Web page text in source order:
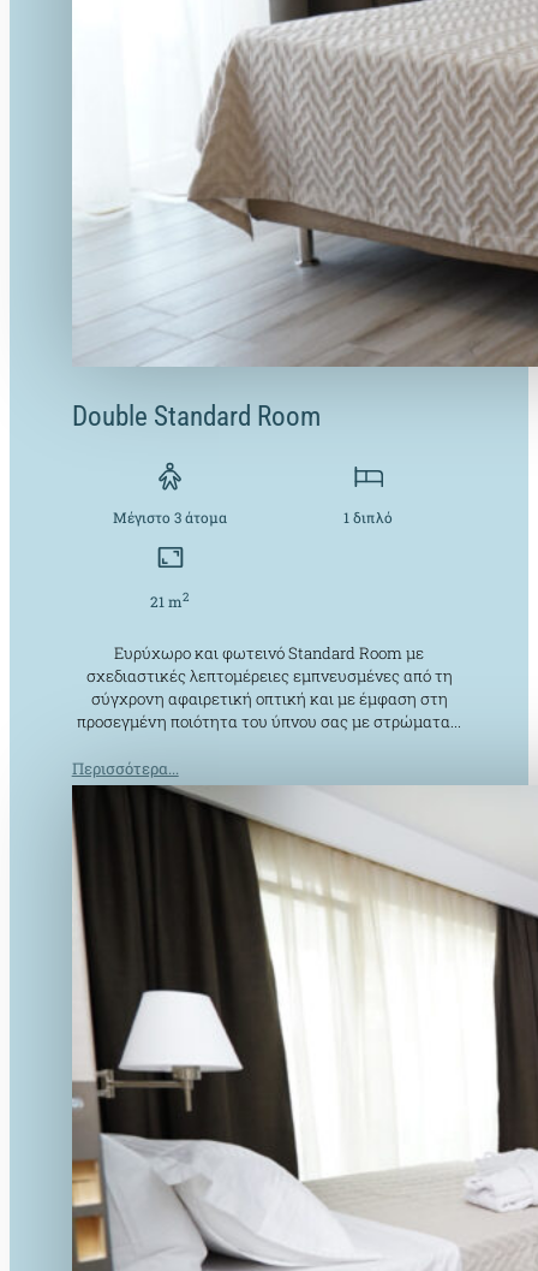
Double Standard Room
Μέγιστο 3 άτομα 1 διπλό
21 m2
Ευρύχωρο και φωτεινό Standard Room με
σχεδιαστικές λεπτομέρειες εμπνευσμένες από τη
σύγχρονη αφαιρετική οπτική και με έμφαση στη
προσεγμένη ποιότητα του ύπνου σας με στρώματα...
Περισσότερα...